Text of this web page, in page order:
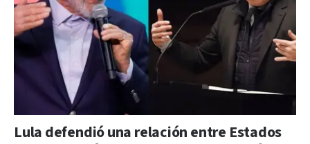
Lula defendió una relación entre Estados